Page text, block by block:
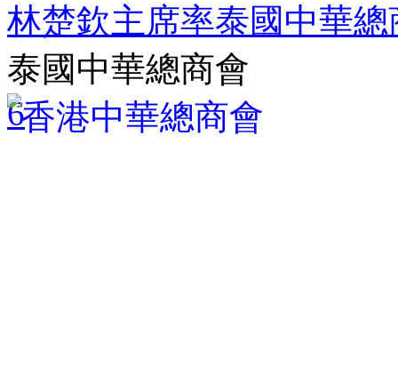
林楚欽主席率泰國中華
泰國中華總商會
6